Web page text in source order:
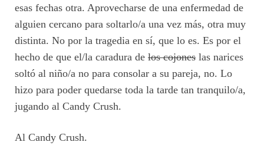
esas fechas otra. Aprovecharse de una enfermedad de
alguien cercano para soltarlo/a una vez más, otra muy
distinta. No por la tragedia en sí, que lo es. Es por el
hecho de que el/la caradura de los cojones las narices
soltó al niño/a no para consolar a su pareja, no. Lo
hizo para poder quedarse toda la tarde tan tranquilo/a,
jugando al Candy Crush.
Al Candy Crush.